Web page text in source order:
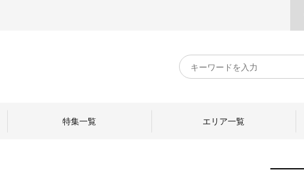
キ
ー
特集一覧 エリア一覧